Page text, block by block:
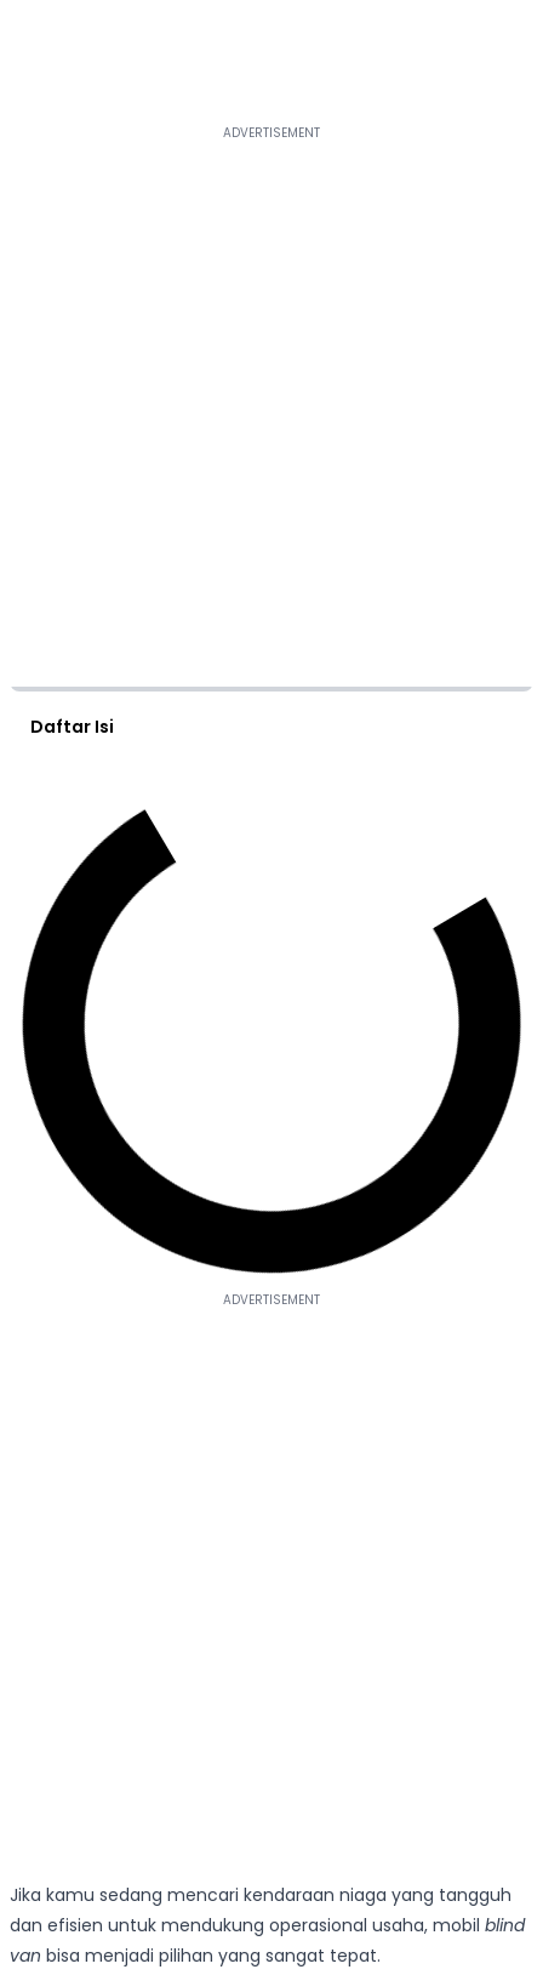
Daftar Isi
Jika kamu sedang mencari kendaraan niaga yang tangguh
dan efisien untuk mendukung operasional usaha, mobil blind
van bisa menjadi pilihan yang sangat tepat.